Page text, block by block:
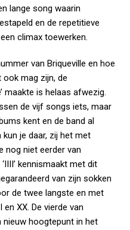
lange song waarin
en de repetitieve
climax toewerken.
van Briqueville en hoe
mag zijn, de
maakte is helaas afwezig.
de vijf songs iets, maar
kent en de band al
je daar, zij het met
nog niet eerder van
kennismaakt met dit
van zijn sokken
de twee langste en met
XX. De vierde van
nieuw hoogtepunt in het